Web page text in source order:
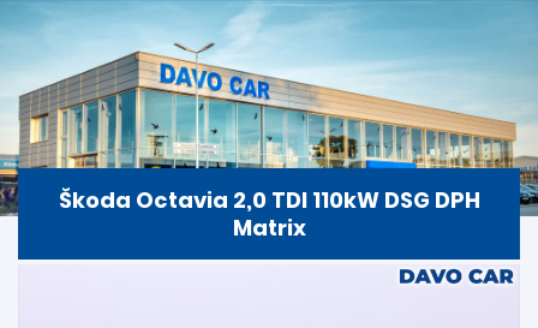
Škoda Octavia 2,0 TDI 110kW DSG DPH
Matrix